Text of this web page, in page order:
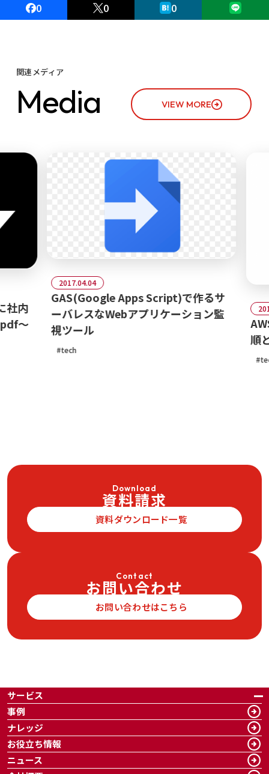
0 0 0
関連メディア
Media VIEW MORE
2017.04.04
GAS(Google Apps Script)で作るサ
ーバレスなWebアプリケーション監
視ツール
tech
順と
tech
Download
資料請求
資料ダウンロード一覧
Contact
お問い合わせ
お問い合わせはこちら
サービス
事例
ナレッジ
お役立ち情報
ニュース